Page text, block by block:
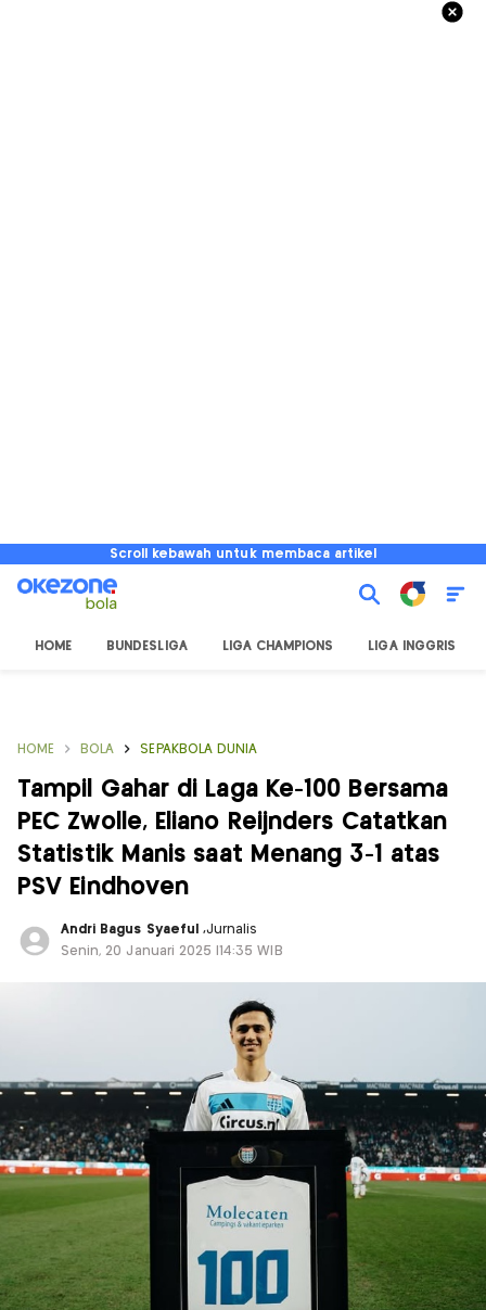
Scroll kebawah untuk membaca artikel
HOME BUNDESLIGA LIGA CHAMPIONS LIGA INGGRIS
HOME BOLA SEPAKBOLA DUNIA
Tampil Gahar di Laga Ke-100 Bersama
PEC Zwolle, Eliano Reijnders Catatkan
Statistik Manis saat Menang 3-1 atas
PSV Eindhoven
Andri Bagus Syaeful ,Jurnalis
Senin, 20 Januari 2025 |14:35 WIB